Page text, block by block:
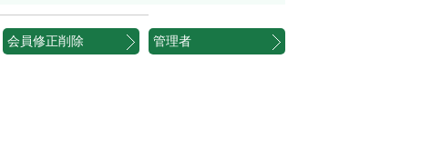
会員修正削除 管理者